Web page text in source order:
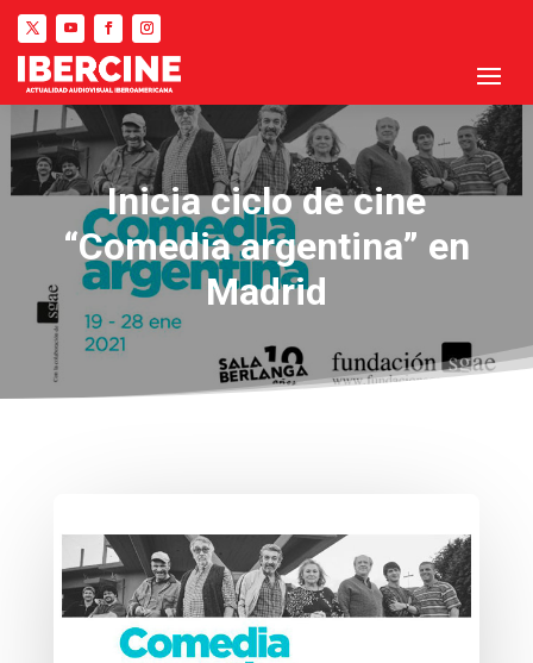
Inicia ciclo de cine
“Comedia argentina” en
Madrid